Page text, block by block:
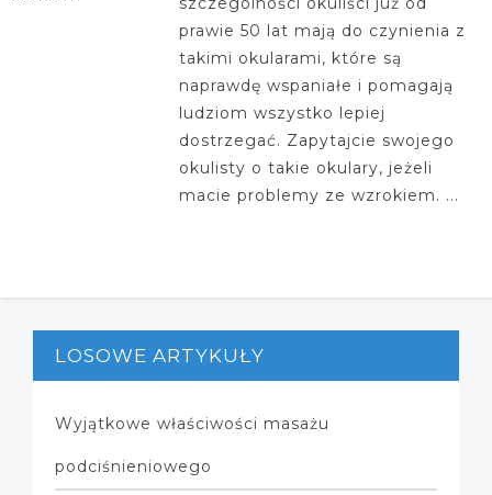
prawie 50 lat mają do czynienia z
takimi okularami, które są
naprawdę wspaniałe i pomagają
ludziom wszystko lepiej
dostrzegać. Zapytajcie swojego
okulisty o takie okulary, jeżeli
macie problemy ze wzrokiem. ...
LOSOWE ARTYKUŁY
Wyjątkowe właściwości masażu
podciśnieniowego